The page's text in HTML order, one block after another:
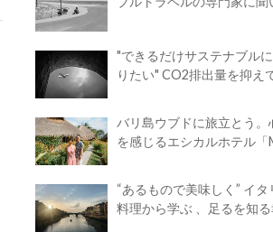
"できるだけサステナブル
りたい" CO2排出量を抑え
バリ島ウブドに旅立とう。
を感じるエシカルホテル「
“あるもので美味しく” イ
料理から学ぶ 、足るを知る